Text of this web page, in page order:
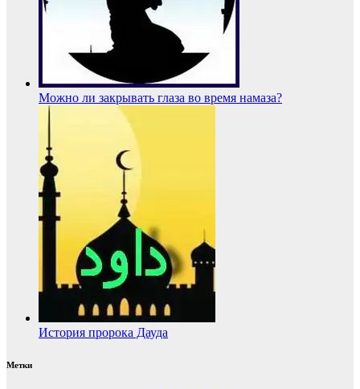
Можно ли закрывать глаза во время намаза?
История пророка Дауда
Метки